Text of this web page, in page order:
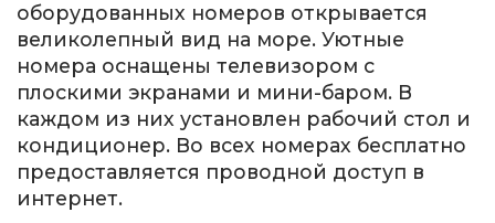
оборудованных номеров открывается
великолепный вид на море. Уютные
номера оснащены телевизором с
плоскими экранами и мини-баром. В
каждом из них установлен рабочий стол и
кондиционер. Во всех номерах бесплатно
предоставляется проводной доступ в
интернет.